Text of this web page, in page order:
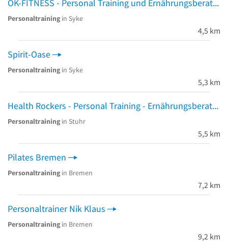
OK-FITNESS - Personal Training und Ernährungsberatung
Personaltraining in Syke
4,5 km
Spirit-Oase
Personaltraining in Syke
5,3 km
Health Rockers - Personal Training - Ernährungsberatung - Online Coaching
Personaltraining in Stuhr
5,5 km
Pilates Bremen
Personaltraining in Bremen
7,2 km
Personaltrainer Nik Klaus
Personaltraining in Bremen
9,2 km